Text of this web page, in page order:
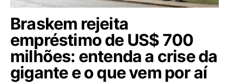
Braskem rejeita
empréstimo de US$ 700
milhões: entenda a crise da
gigante e o que vem por aí